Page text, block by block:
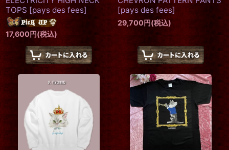
TOPS [pays des fees]
17,600円(税込)
[pays des fees]
29,700円(税込)